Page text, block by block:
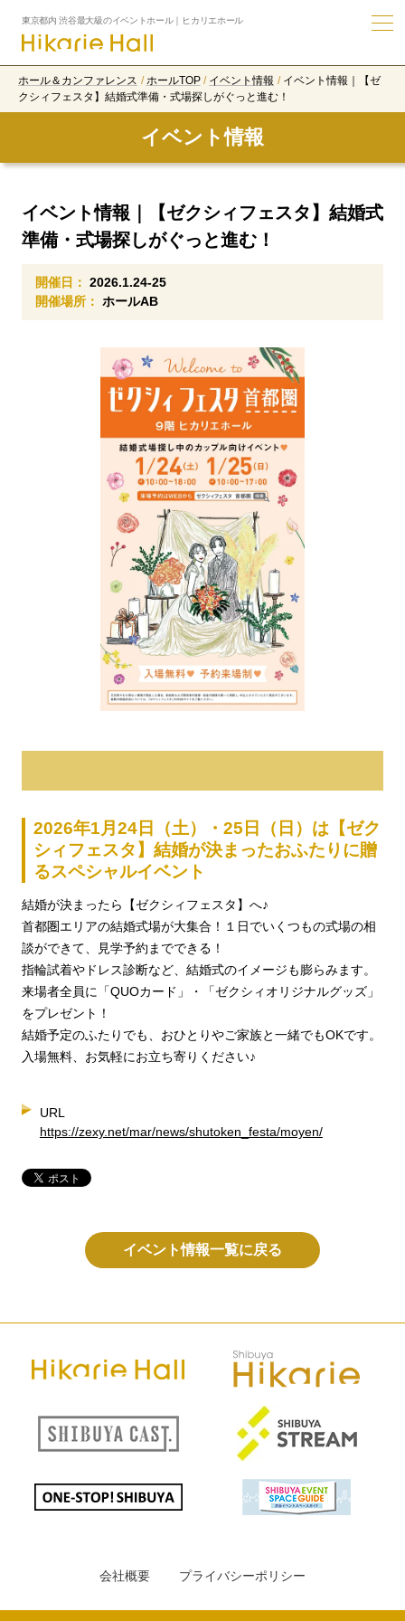
東京都内 渋谷最大級のイベントホール｜ヒカリエホール
ホール＆カンファレンス ホールTOP イベント情報
イベント情報｜【ゼ
クシィフェスタ】結婚式準備・式場探しがぐっと進む！
イベント情報
イベント情報｜【ゼクシィフェスタ】結婚式
準備・式場探しがぐっと進む！
開催日： 2026.1.24-25
開催場所： ホールAB
2026年1月24日（土）・25日（日）は【ゼク
シィフェスタ】結婚が決まったおふたりに贈
るスペシャルイベント
結婚が決まったら【ゼクシィフェスタ】へ♪
首都圏エリアの結婚式場が大集合！１日でいくつもの式場の相
談ができて、見学予約までできる！
指輪試着やドレス診断など、結婚式のイメージも膨らみます。
来場者全員に「QUOカード」・「ゼクシィオリジナルグッズ」
をプレゼント！
結婚予定のふたりでも、おひとりやご家族と一緒でもOKです。
入場無料、お気軽にお立ち寄りください♪
URL
https://zexy.net/mar/news/shutoken_festa/moyen/
イベント情報一覧に戻る
会社概要 プライバシーポリシー